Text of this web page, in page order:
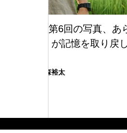
部未華子）の「社会を変え